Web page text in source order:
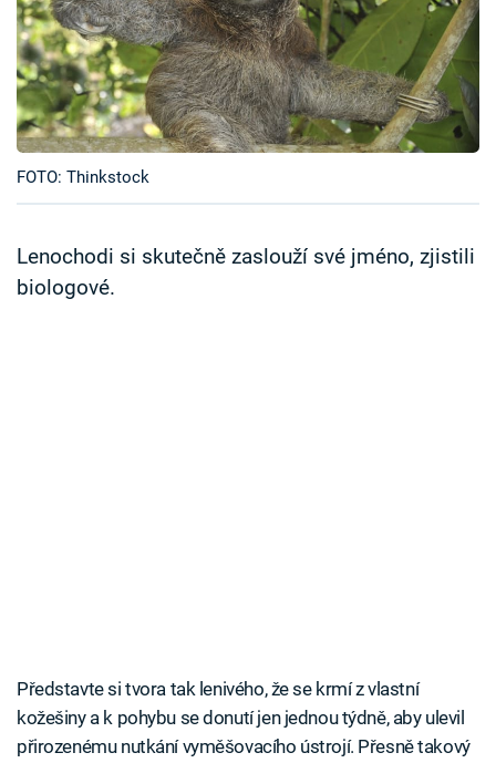
Pořady
TV Program
Časopis
Sledujte prima+
Přihlášení
FOTO: Thinkstock
Lenochodi si skutečně zaslouží své jméno, zjistili
biologové.
Představte si tvora tak lenivého, že se krmí z vlastní
kožešiny a k pohybu se donutí jen jednou týdně, aby ulevil
přirozenému nutkání vyměšovacího ústrojí. Přesně takový